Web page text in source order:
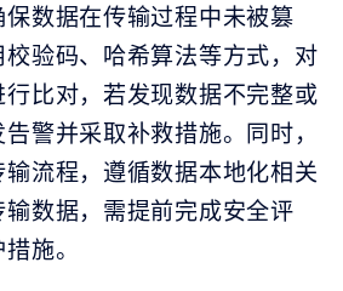
数据在传输过程中未被篡
验码、哈希算法等方式，对
比对，若发现数据不完整或
警并采取补救措施。同时，
流程，遵循数据本地化相关
数据，需提前完成安全评
施。